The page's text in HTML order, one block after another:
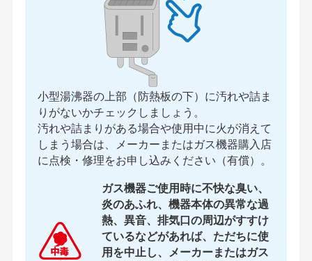
小型湯沸器の上部（防熱板の下）に汚れや詰ま
りがないかチェックしましょう。
汚れや詰まりがある場合や使用中に火が消えて
しまう場合は、メーカーまたはガス機器購入店
に点検・修理をお申し込みください（有償）。
ガス機器ご使用時に不快な臭い、
炎のあふれ、機器本体の異常な過
熱、異音、排気口の周辺がすすけ
ているなどがあれば、ただちに使
用を中止し、メーカーまたはガス